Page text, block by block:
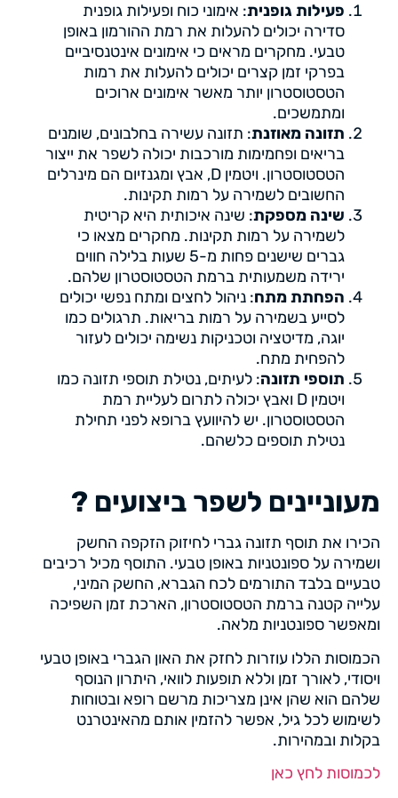
פעילות גופנית: אימוני כוח ופעילות גופנית
סדירה יכולים להעלות את רמת ההורמון באופן
טבעי. מחקרים מראים כי אימונים אינטנסיביים
בפרקי זמן קצרים יכולים להעלות את רמות
הטסטוסטרון יותר מאשר אימונים ארוכים
ומתמשכים.
תזונה מאוזנת: תזונה עשירה בחלבונים, שומנים
בריאים ופחמימות מורכבות יכולה לשפר את ייצור
הטסטוסטרון. ויטמין D, אבץ ומגנזיום הם מינרלים
החשובים לשמירה על רמות תקינות.
שינה מספקת: שינה איכותית היא קריטית
לשמירה על רמות תקינות. מחקרים מצאו כי
גברים שישנים פחות מ-5 שעות בלילה חווים
ירידה משמעותית ברמת הטסטוסטרון שלהם.
הפחתת מתח: ניהול לחצים ומתח נפשי יכולים
לסייע בשמירה על רמות בריאות. תרגולים כמו
יוגה, מדיטציה וטכניקות נשימה יכולים לעזור
להפחית מתח.
תוספי תזונה: לעיתים, נטילת תוספי תזונה כמו
ויטמין D ואבץ יכולה לתרום לעליית רמת
הטסטוסטרון. יש להיוועץ ברופא לפני תחילת
נטילת תוספים כלשהם.
מעוניינים לשפר ביצועים ?
הכירו את תוסף תזונה גברי לחיזוק הזקפה החשק
ושמירה על ספונטניות באופן טבעי. התוסף מכיל רכיבים
טבעיים בלבד התורמים לכח הגברא, החשק המיני,
עלייה קטנה ברמת הטסטוסטרון, הארכת זמן השפיכה
ומאפשר ספונטניות מלאה.
הכמוסות הללו עוזרות לחזק את האון הגברי באופן טבעי
ויסודי, לאורך זמן וללא תופעות לוואי, היתרון הנוסף
שלהם הוא שהן אינן מצריכות מרשם רופא ובטוחות
לשימוש לכל גיל, אפשר להזמין אותם מהאינטרנט
בקלות ובמהירות.
לכמוסות לחץ כאן